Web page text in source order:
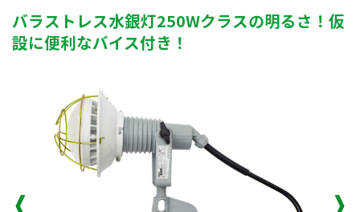
バラストレス水銀灯250Wクラスの明るさ！仮
設に便利なバイス付き！